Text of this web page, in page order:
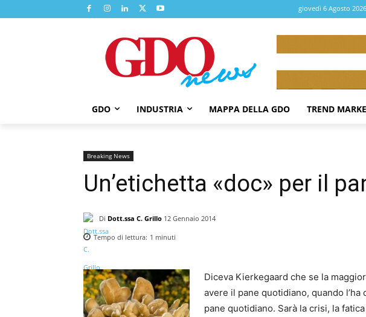
giovedì 6 Agosto 2026
GDO INDUSTRIA MAPPA DELLA GDO TREND
Breaking News
Un’etichetta «doc» per il
Di Dott.ssa C. Grillo 12 Gennaio 2014
Tempo di lettura: 1 minuti
Diceva Kierkegaard che se la
avere il pane quotidiano, quando
pane quotidiano. Sarà la crisi, la